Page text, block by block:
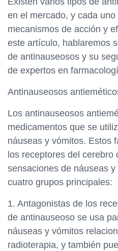
en el mercado, y cada
mecanismos de acción y
este artículo, hablaremos
de antinauseosos y su
de expertos en
Antinauseosos
Los antinauseosos
medicamentos que se
náuseas y vómitos. Estos
los receptores del cerebro
sensaciones de náuseas
cuatro grupos principales:
1. Antagonistas de los
de antinauseoso se usa
náuseas y vómitos
radioterapia, y también